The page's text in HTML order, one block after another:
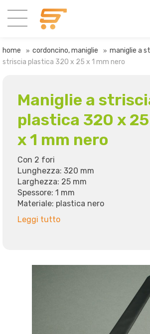
home cordoncino, maniglie maniglie a
striscia plastica 320 x 25 x 1 mm nero
Maniglie a
plastica 320 x 25
x 1 mm nero
Con 2 fori
Lunghezza: 320 mm
Larghezza: 25 mm
Spessore: 1 mm
Materiale: plastica nero
Leggi tutto